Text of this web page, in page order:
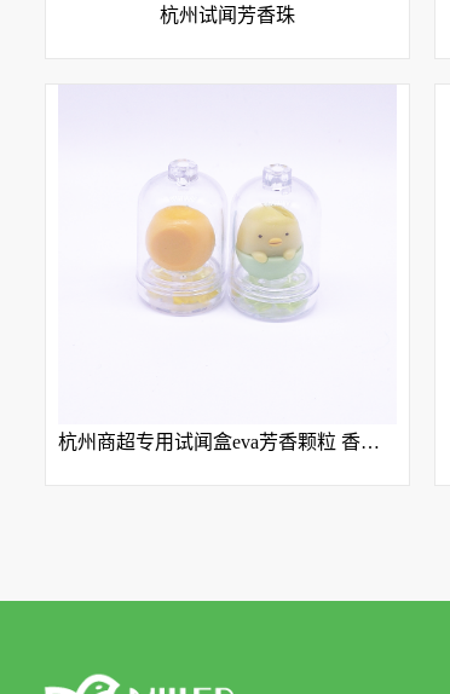
杭州试闻芳香珠
杭州商超专用试闻盒eva芳香颗粒 香珠 香粒子